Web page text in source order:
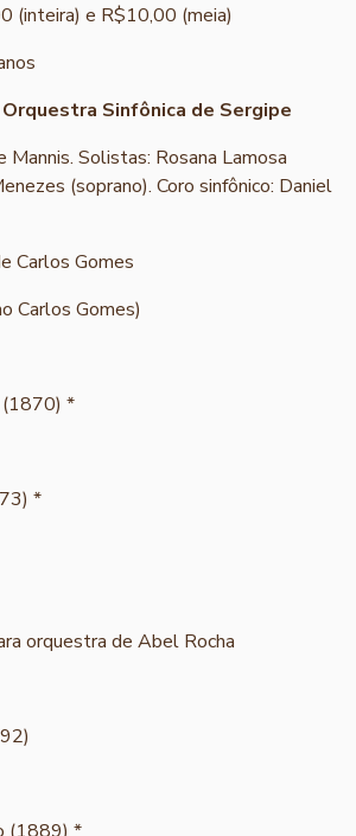
(inteira) e R$10,00 (meia)
Orquestra Sinfônica de Sergipe
Mannis. Solistas: Rosana Lamosa
(soprano). Coro sinfônico: Daniel
Carlos Gomes
Carlos Gomes)
(1870) *
*
orquestra de Abel Rocha